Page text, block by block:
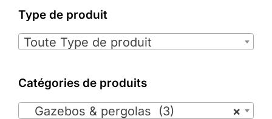
Type de produit
Toute Type de produit
Catégories de produits
×
Gazebos & pergolas (3)